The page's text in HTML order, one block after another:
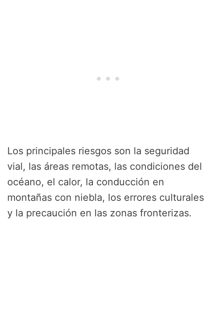
Los principales riesgos son la seguridad
vial, las áreas remotas, las condiciones del
océano, el calor, la conducción en
montañas con niebla, los errores culturales
y la precaución en las zonas fronterizas.